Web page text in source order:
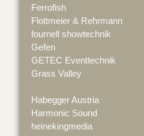
Ferrofish
Flottmeier & Rehrmann
fournell showtechnik
Gefen
GETEC Eventtechnik
Grass Valley
Habegger Austria
Harmonic Sound
heinekingmedia